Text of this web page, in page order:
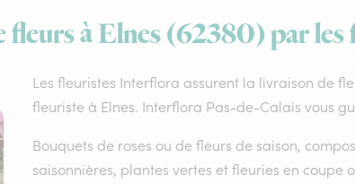
à Elnes (62380) par
Les fleuristes Interflora assurent la livraison de
fleuriste à Elnes. Interflora Pas-de-Calais vous
Bouquets de roses ou de fleurs de saison,
saisonnières, plantes vertes et fleuries en coupe